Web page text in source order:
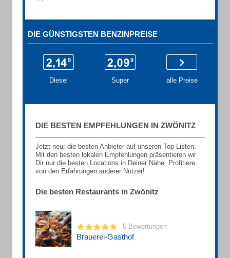
DIE GÜNSTIGSTEN BENZINPREISE
Diesel Super alle Preise
DIE BESTEN EMPFEHLUNGEN IN ZWÖNITZ
Jetzt neu: die besten Anbieter auf unseren Top-Listen.
Mit den besten lokalen Empfehlungen präsentieren wir
Dir nur die besten Locations in Deiner Nähe. Profitiere
von den Erfahrungen anderer Nutzer!
Die besten Restaurants in Zwönitz
5 Bewertungen
Brauerei-Gasthof